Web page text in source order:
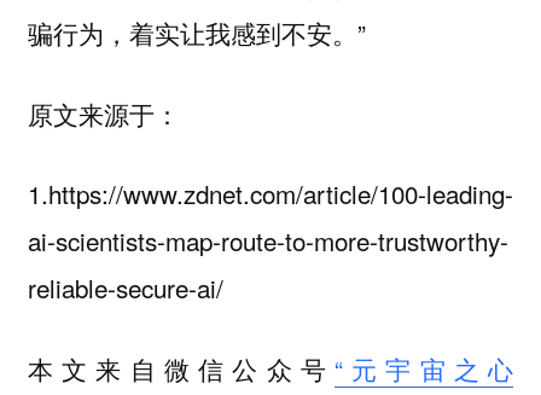
骗行为，着实让我感到不安。”
原文来源于：
1.https://www.zdnet.com/article/100-leading-
ai-scientists-map-route-to-more-trustworthy-
reliable-secure-ai/
本文来自微信公众号 “元宇宙之心